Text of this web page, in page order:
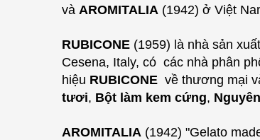
và AROMITALIA (1942) ở Việt
RUBICONE (1959) là nhà sản
Cesena, Italy, có các nhà phân
hiệu RUBICONE về thương mại
tươi, Bột làm kem cứng,
AROMITALIA (1942) "Gelato